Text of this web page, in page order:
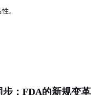
。
步：FDA的新规变革